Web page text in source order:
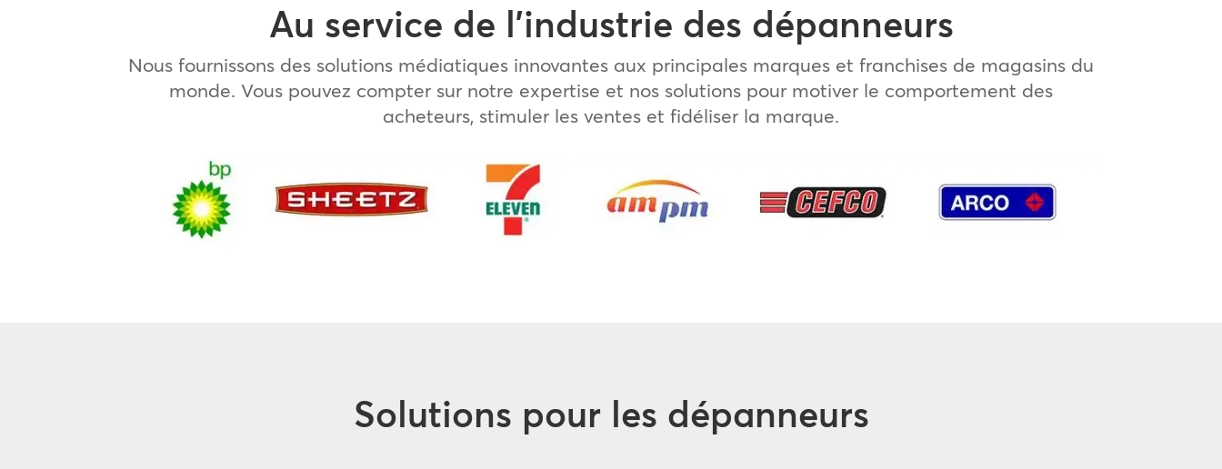
Au service de l’industrie des dépanneurs
Nous fournissons des solutions médiatiques innovantes aux principales marques et franchises de magasins du
monde. Vous pouvez compter sur notre expertise et nos solutions pour motiver le comportement des
acheteurs, stimuler les ventes et fidéliser la marque.
Solutions pour les dépanneurs